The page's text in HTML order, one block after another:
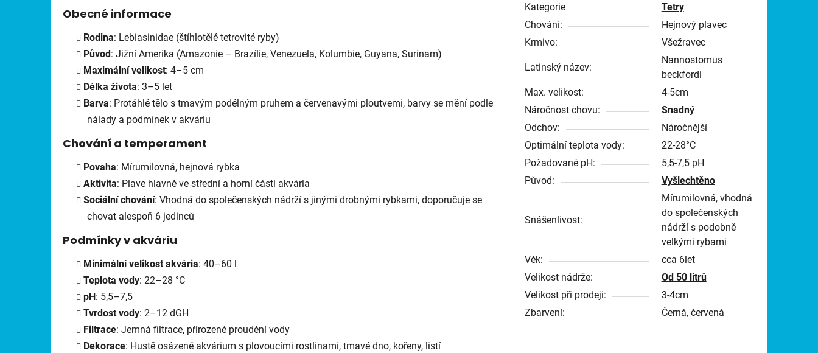
Obecné informace
Rodina: Lebiasinidae (štíhlotělé tetrovité ryby)
Původ: Jižní Amerika (Amazonie – Brazílie, Venezuela, Kolumbie, Guyana, Surinam)
Maximální velikost: 4–5 cm
Délka života: 3–5 let
Barva: Protáhlé tělo s tmavým podélným pruhem a červenavými ploutvemi, barvy se mění podle
nálady a podmínek v akváriu
Chování a temperament
Povaha: Mírumilovná, hejnová rybka
Aktivita: Plave hlavně ve střední a horní části akvária
Sociální chování: Vhodná do společenských nádrží s jinými drobnými rybkami, doporučuje se
chovat alespoň 6 jedinců
Podmínky v akváriu
Minimální velikost akvária: 40–60 l
Teplota vody: 22–28 °C
pH: 5,5–7,5
Tvrdost vody: 2–12 dGH
Filtrace: Jemná filtrace, přirozené proudění vody
Dekorace: Hustě osázené akvárium s plovoucími rostlinami, tmavé dno, kořeny, listí
Kategorie
Tetry
Chování:
Hejnový plavec
Krmivo:
Všežravec
Latinský název:
Nannostomus
beckfordi
Max. velikost:
4-5cm
Náročnost chovu:
Snadný
Odchov:
Náročnější
Optimální teplota vody:
22-28°C
Požadované pH:
5,5-7,5 pH
Původ:
Vyšlechtěno
Snášenlivost:
Mírumilovná, vhodná
do společenských
nádrží s podobně
velkými rybami
Věk:
cca 6let
Velikost nádrže:
Od 50 litrů
Velikost při prodeji:
3-4cm
Zbarvení:
Černá, červená